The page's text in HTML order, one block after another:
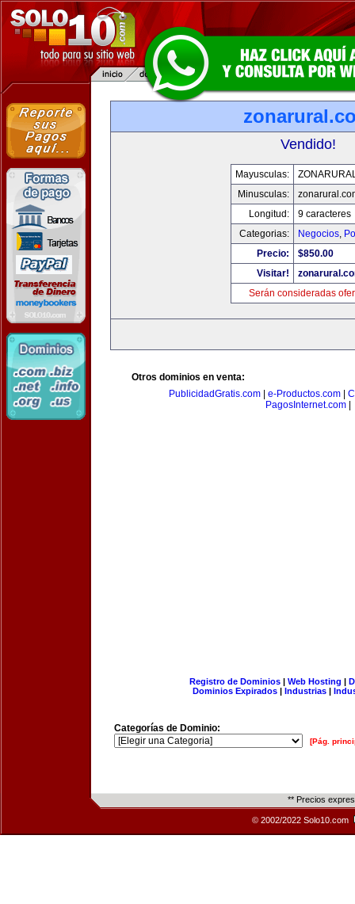
Vendido!
Mayusculas:
Minusculas:
Longitud:
9 caracteres
Categorias:
Negocios,
Precio:
$850.00
Visitar!
Serán consideradas
Otros dominios en venta:
PublicidadGratis.com
e-Productos.com
PagosInternet.com
Registro de Dominios| Web Hosting |
Dominios Expirados | Industrias |
Categorías de Dominio:
[Pág.
** Precios
© 2002/2022 Solo10.com